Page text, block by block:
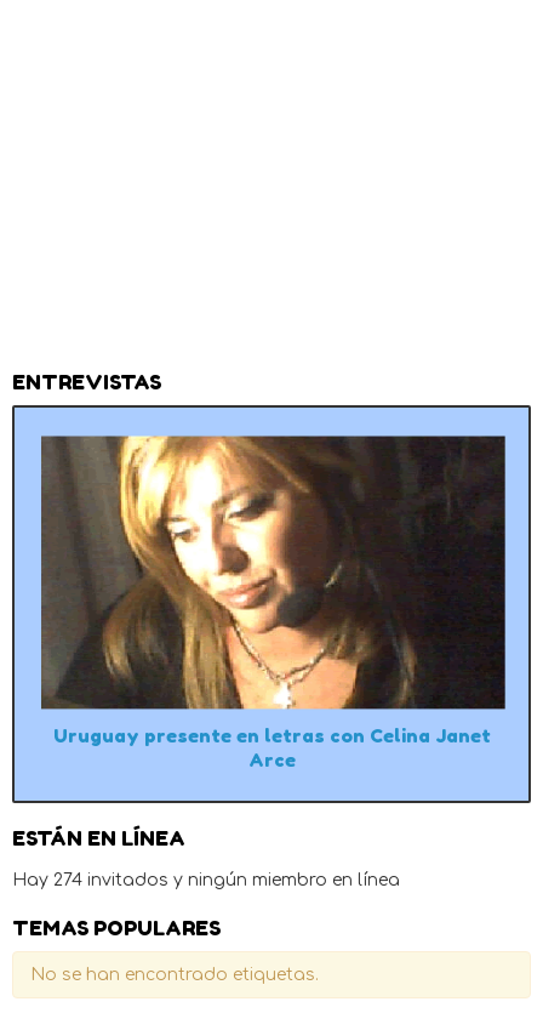
ENTREVISTAS
Uruguay presente en letras con Celina Janet
Arce
ESTÁN EN LÍNEA
Hay 274 invitados y ningún miembro en línea
TEMAS POPULARES
No se han encontrado etiquetas.